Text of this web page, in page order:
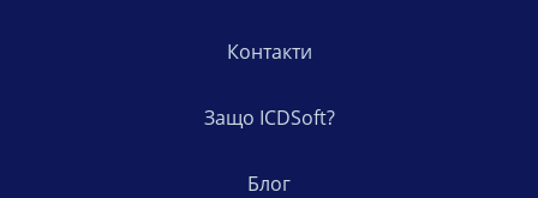
Контакти
Защо ICDSoft?
Блог